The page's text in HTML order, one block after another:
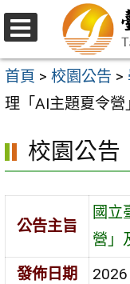
跳
至
主
要
容
區
選
單
首頁 > 校園公告 >
理「AI主題夏令營
校園公告
公告主旨
國立
營」
發佈日期
2026